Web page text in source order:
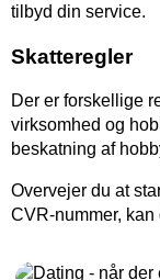
tilbyd din service.
Skatteregler
Der er forskellige
virksomhed og
beskatning af
Overvejer du at
CVR-nummer,